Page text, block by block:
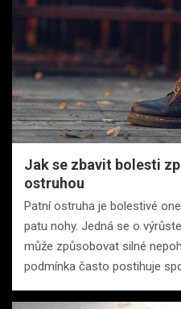
Jak se zbavit bolesti
ostruhou
Patní ostruha je bolestivé
patu nohy. Jedná se o
může způsobovat silné
podmínka často postihuje